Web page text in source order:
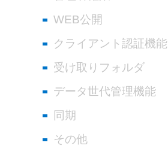
WEB公開
クライアント認証機能
受け取りフォルダ
データ世代管理機能
同期
その他